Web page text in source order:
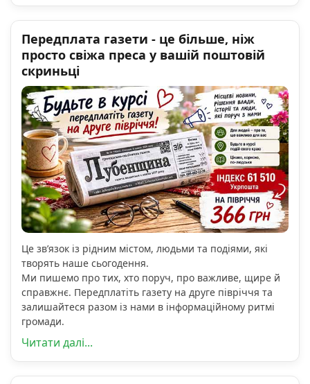
Передплата газети - це більше, ніж
просто свіжа преса у вашій поштовій
скриньці
Це зв’язок із рідним містом, людьми та подіями, які
творять наше сьогодення.
Ми пишемо про тих, хто поруч, про важливе, щире й
справжнє. Передплатіть газету на друге півріччя та
залишайтеся разом із нами в інформаційному ритмі
громади.
Читати далі...